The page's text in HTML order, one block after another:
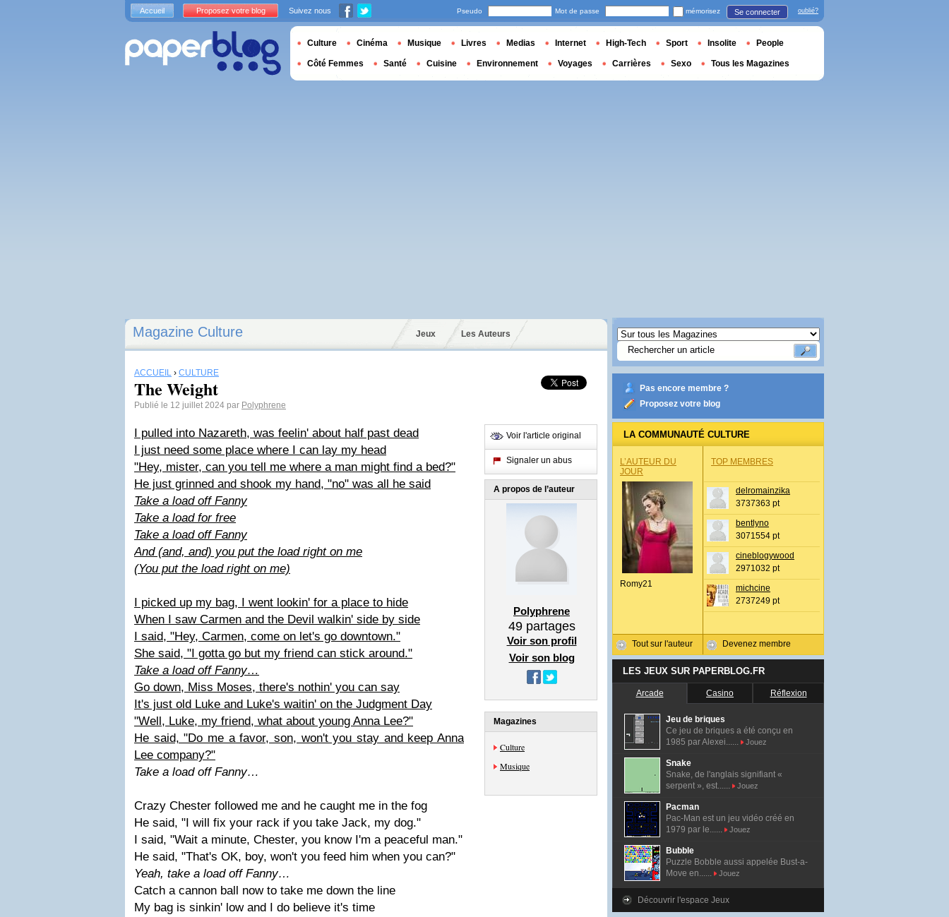
Magazine Culture Jeux Les Auteurs
ACCUEIL › CULTURE
The Weight
Publié le 12 juillet 2024 par Polyphrene
I pulled into Nazareth, was feelin' about half past dead
I just need some place where I can lay my head
"Hey, mister, can you tell me where a man might find a bed?"
He just grinned and shook my hand, "no" was all he said
Take a load off Fanny
Take a load for free
Take a load off Fanny
And (and, and) you put the load right on me
(You put the load right on me)
I picked up my bag, I went lookin' for a place to hide
When I saw Carmen and the Devil walkin' side by side
I said, "Hey, Carmen, come on let's go downtown."
She said, "I gotta go but my friend can stick around."
Take a load off Fanny…
Go down, Miss Moses, there's nothin' you can say
It's just old Luke and Luke's waitin' on the Judgment Day
"Well, Luke, my friend, what about young Anna Lee?"
He said, "Do me a favor, son, won't you stay and keep Anna
Lee company?"
Take a load off Fanny…
Crazy Chester followed me and he caught me in the fog
He said, "I will fix your rack if you take Jack, my dog."
I said, "Wait a minute, Chester, you know I'm a peaceful man."
He said, "That's OK, boy, won't you feed him when you can?"
Yeah, take a load off Fanny…
Catch a cannon ball now to take me down the line
My bag is sinkin' low and I do believe it's time
Voir l'article original
Signaler un abus
A propos de l’auteur
Polyphrene
49partages
Voir son profil
Voir son blog
Magazines
Culture
Musique
Pas encore membre ?
Proposez votre blog
LA COMMUNAUTÉ CULTURE
L’AUTEUR DU
JOUR
Romy21
Tout sur l'auteur
TOP MEMBRES
delromainzika
3737363 pt
bentlyno
3071554 pt
cineblogywood
2971032 pt
michcine
2737249 pt
Devenez membre
LES JEUX SUR PAPERBLOG.FR
Arcade Casino Réflexion
Jeu de briques
Ce jeu de briques a été conçu en
1985 par Alexei......
Jouez
Snake
Snake, de l'anglais signifiant «
serpent », est......
Jouez
Pacman
Pac-Man est un jeu vidéo créé en
1979 par le......
Jouez
Bubble
Puzzle Bobble aussi appelée Bust-a-
Move en......
Jouez
Découvrir l'espace Jeux
Accueil Proposez votre blog Suivez nous Pseudo Mot de passe mémorisez Se connecter oublié?
Culture Cinéma Musique Livres Medias Internet High-Tech Sport Insolite People
Côté Femmes Santé Cuisine Environnement Voyages Carrières Sexo Tous les Magazines